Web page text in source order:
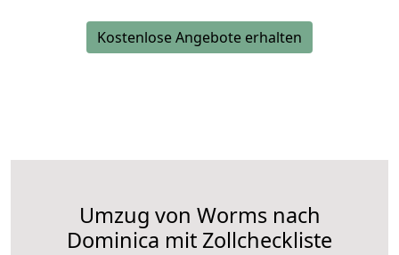
Kostenlose Angebote erhalten
Umzug von Worms nach
Dominica mit Zollcheckliste